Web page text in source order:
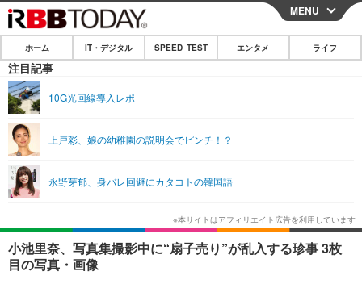
CLOSE
ホーム
IT・デジタル
ショッピング
SPEED TEST
エンタメ
エンタメTOP
韓国・芸能
音楽 スポーツ
ライフ
ライフTOP グルメ
ペット ショッピング
リリース一覧
プッシュ通知の停止方法
MENU
ホーム IT・デジタル SPEED TEST エンタメ ライフ
注目記事
10G光回線導入レポ
上戸彩、娘の幼稚園の説明会でピンチ！？
永野芽郁、身バレ回避にカタコトの韓国語
小池里奈、写真集撮影中に“扇子売り”が乱入する珍事 3枚
目の写真・画像